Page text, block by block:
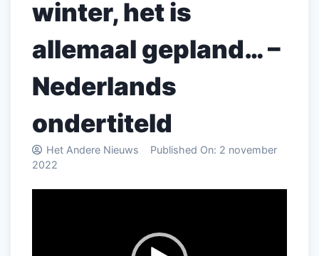
winter, het is
allemaal gepland… –
Nederlands
ondertiteld
Het Andere Nieuws Published On: 2 november
2022